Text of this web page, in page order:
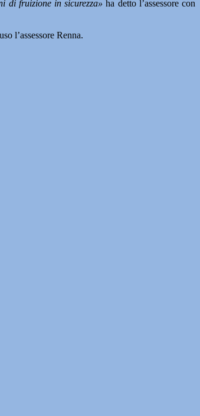
di fruizione in sicurezza» ha detto l’assessore con
l’assessore Renna.